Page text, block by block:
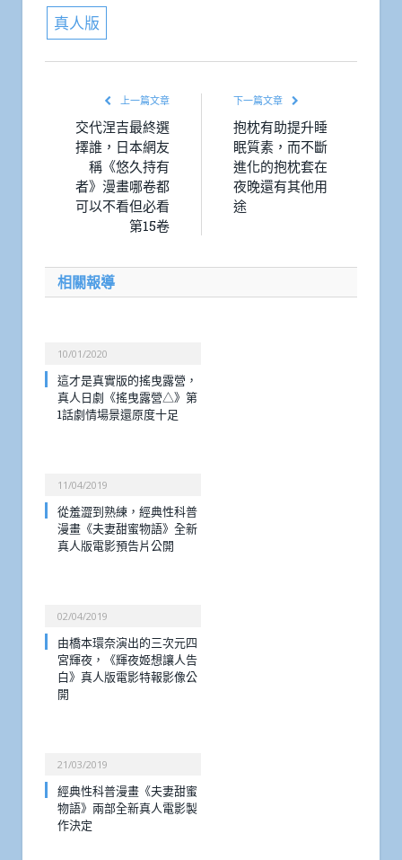
真人版
上一篇文章
交代涅吉最終選
擇誰，日本網友
稱《悠久持有
者》漫畫哪卷都
可以不看但必看
第15卷
下一篇文章
抱枕有助提升睡
眠質素，而不斷
進化的抱枕套在
夜晚還有其他用
途
相關報導
10/01/2020
這才是真實版的搖曳露營，
真人日劇《搖曳露營△》第
1話劇情場景還原度十足
11/04/2019
從羞澀到熟練，經典性科普
漫畫《夫妻甜蜜物語》全新
真人版電影預告片公開
02/04/2019
由橋本環奈演出的三次元四
宮輝夜，《輝夜姬想讓人告
白》真人版電影特報影像公
開
21/03/2019
經典性科普漫畫《夫妻甜蜜
物語》兩部全新真人電影製
作決定